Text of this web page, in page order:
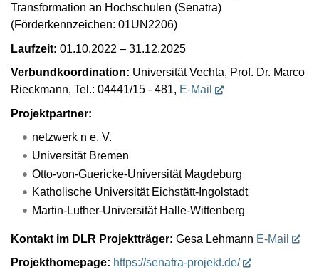
Transformation an Hochschulen (Senatra)
(Förderkennzeichen: 01UN2206)
Laufzeit: 01.10.2022 – 31.12.2025
Verbundkoordination: Universität Vechta, Prof. Dr. Marco
Rieckmann, Tel.: 04441/15 - 481, E-Mail
Projektpartner:
netzwerk n e. V.
Universität Bremen
Otto-von-Guericke-Universität Magdeburg
Katholische Universität Eichstätt-Ingolstadt
Martin-Luther-Universität Halle-Wittenberg
Kontakt im DLR Projektträger: Gesa Lehmann E-Mail
Projekthomepage: https://senatra-projekt.de/